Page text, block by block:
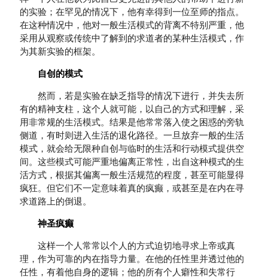
的实验；在罕见的情况下，他有幸得到一位至师的指点。
在这种情况中，他对一般生活模式的背离不特别严重，他
采用从观察或传统中了解到的求道者的某种生活模式，作
为其新实验的框架。
自创的模式
然而，若是实验在缺乏指导的情况下进行，并失去所
有的精神支柱，这个人就可能，以自己的方式和理解，采
用非常规的生活模式。结果是他常常落入使之困惑的旁轨
侧道，有时则进入生活的退化路径。一旦放弃一般的生活
模式，就会给无限种自创与临时的生活和行动模式提供空
间。这些模式可能严重地偏离正常性，出自这种模式的生
活方式，根据其偏离一般生活规范的程度，甚至可能显得
疯狂。但它们不一定意味着真的疯癫，或甚至是在内在寻
求道路上的倒退。
神圣疯癫
这样一个人常常以个人的方式迫切地寻求上帝或真
理，作为可靠的内在指导力量。在他的任性里并透过他的
任性，有着他自身的逻辑；他的所有个人癖性和失常行